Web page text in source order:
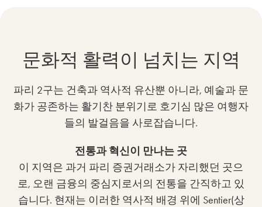
문화적 활력이 넘치는 지역
파리 2구는 건축과 역사적 유산뿐 아니라, 예술과 문
화가 공존하는 활기찬 분위기로 호기심 많은 여행자
들의 발걸음을 사로잡습니다.
전통과 혁신이 만나는 곳
이 지역은 과거 파리 증권거래소가 자리했던 곳으
로, 오랜 금융의 중심지로서의 전통을 간직하고 있
습니다. 현재는 이러한 역사적 배경 위에 Sentier(상